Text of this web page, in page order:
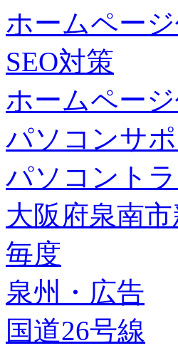
ホームペー
SEO対策
ホームペー
パソコンサポ
パソコント
大阪府泉南
毎度
泉州・広告
国道26号線